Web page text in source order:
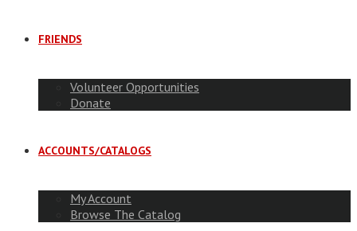
FRIENDS
Volunteer Opportunities
Donate
ACCOUNTS/CATALOGS
My Account
Browse The Catalog